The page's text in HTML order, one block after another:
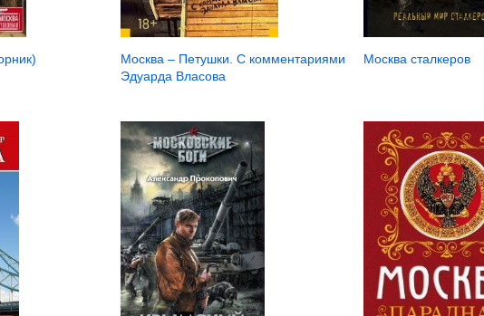
Москва – Петушки. С комментариями
Эдуарда Власова
Москва сталкеров